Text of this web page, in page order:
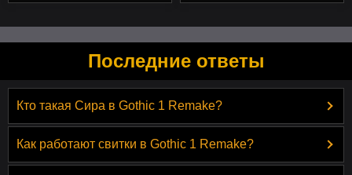
Последние ответы
Кто такая Сира в Gothic 1 Remake?
Как работают свитки в Gothic 1 Remake?